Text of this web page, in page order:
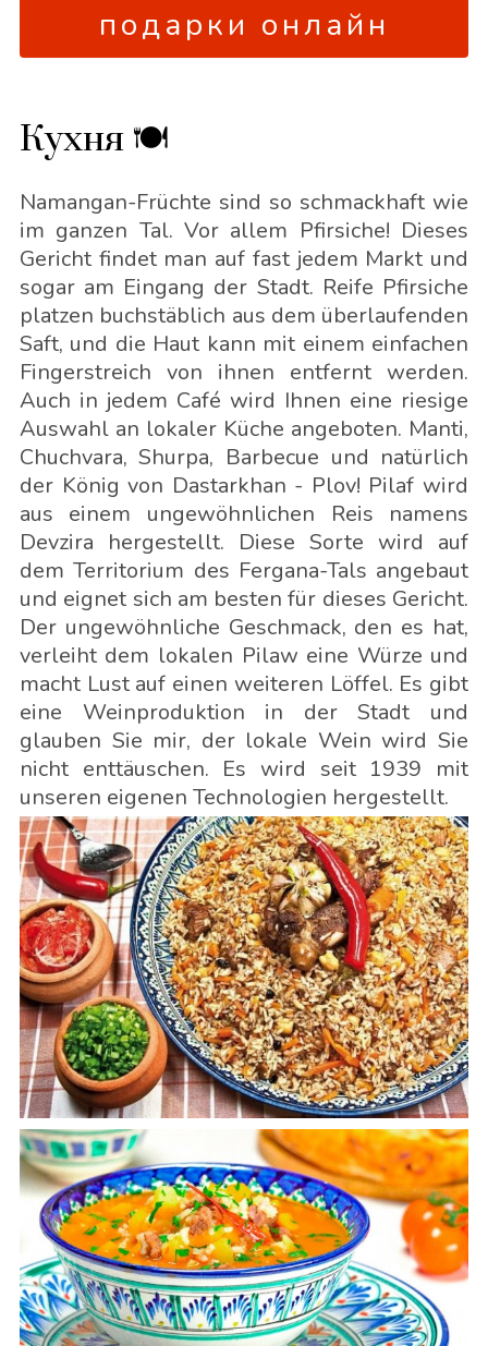
подарки онлайн
Кухня 🍽
Namangan-Früchte sind so schmackhaft wie
im ganzen Tal. Vor allem Pfirsiche! Dieses
Gericht findet man auf fast jedem Markt und
sogar am Eingang der Stadt. Reife Pfirsiche
platzen buchstäblich aus dem überlaufenden
Saft, und die Haut kann mit einem einfachen
Fingerstreich von ihnen entfernt werden.
Auch in jedem Café wird Ihnen eine riesige
Auswahl an lokaler Küche angeboten. Manti,
Chuchvara, Shurpa, Barbecue und natürlich
der König von Dastarkhan - Plov! Pilaf wird
aus einem ungewöhnlichen Reis namens
Devzira hergestellt. Diese Sorte wird auf
dem Territorium des Fergana-Tals angebaut
und eignet sich am besten für dieses Gericht.
Der ungewöhnliche Geschmack, den es hat,
verleiht dem lokalen Pilaw eine Würze und
macht Lust auf einen weiteren Löffel. Es gibt
eine Weinproduktion in der Stadt und
glauben Sie mir, der lokale Wein wird Sie
nicht enttäuschen. Es wird seit 1939 mit
unseren eigenen Technologien hergestellt.